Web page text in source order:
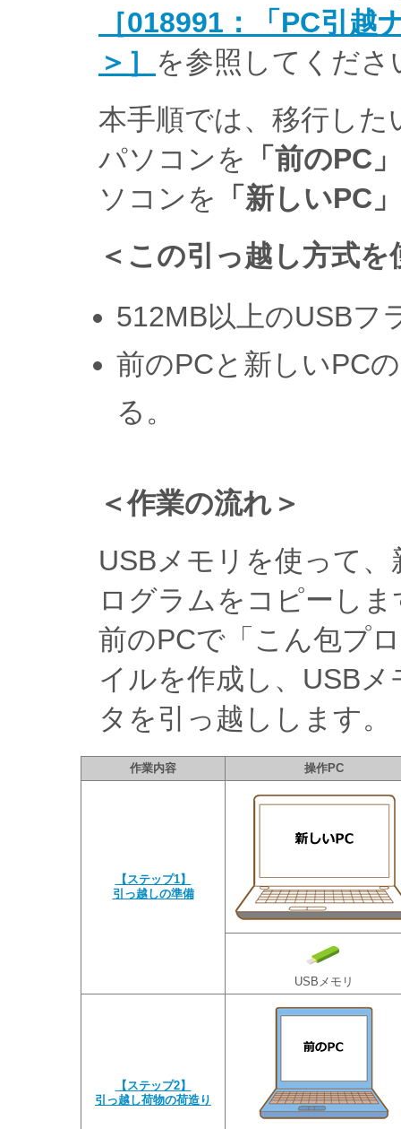
［018991：「PC引
＞］
を参照してくださ
本手順では、移行し
パソコンを
「前のPC」
ソコンを
「新しいPC」
＜この引っ越し方式
512MB以上のUSBフ
前のPCと新しいPC
る。
＜作業の流れ＞
USBメモリを使って
ログラムをコピーしま
前のPCで「こん包プ
イルを作成し、USB
タを引っ越しします。
作業内容 操作PC
【ステップ1】
引っ越しの準備
USBメモリ
【ステップ2】
引っ越し荷物の荷造り